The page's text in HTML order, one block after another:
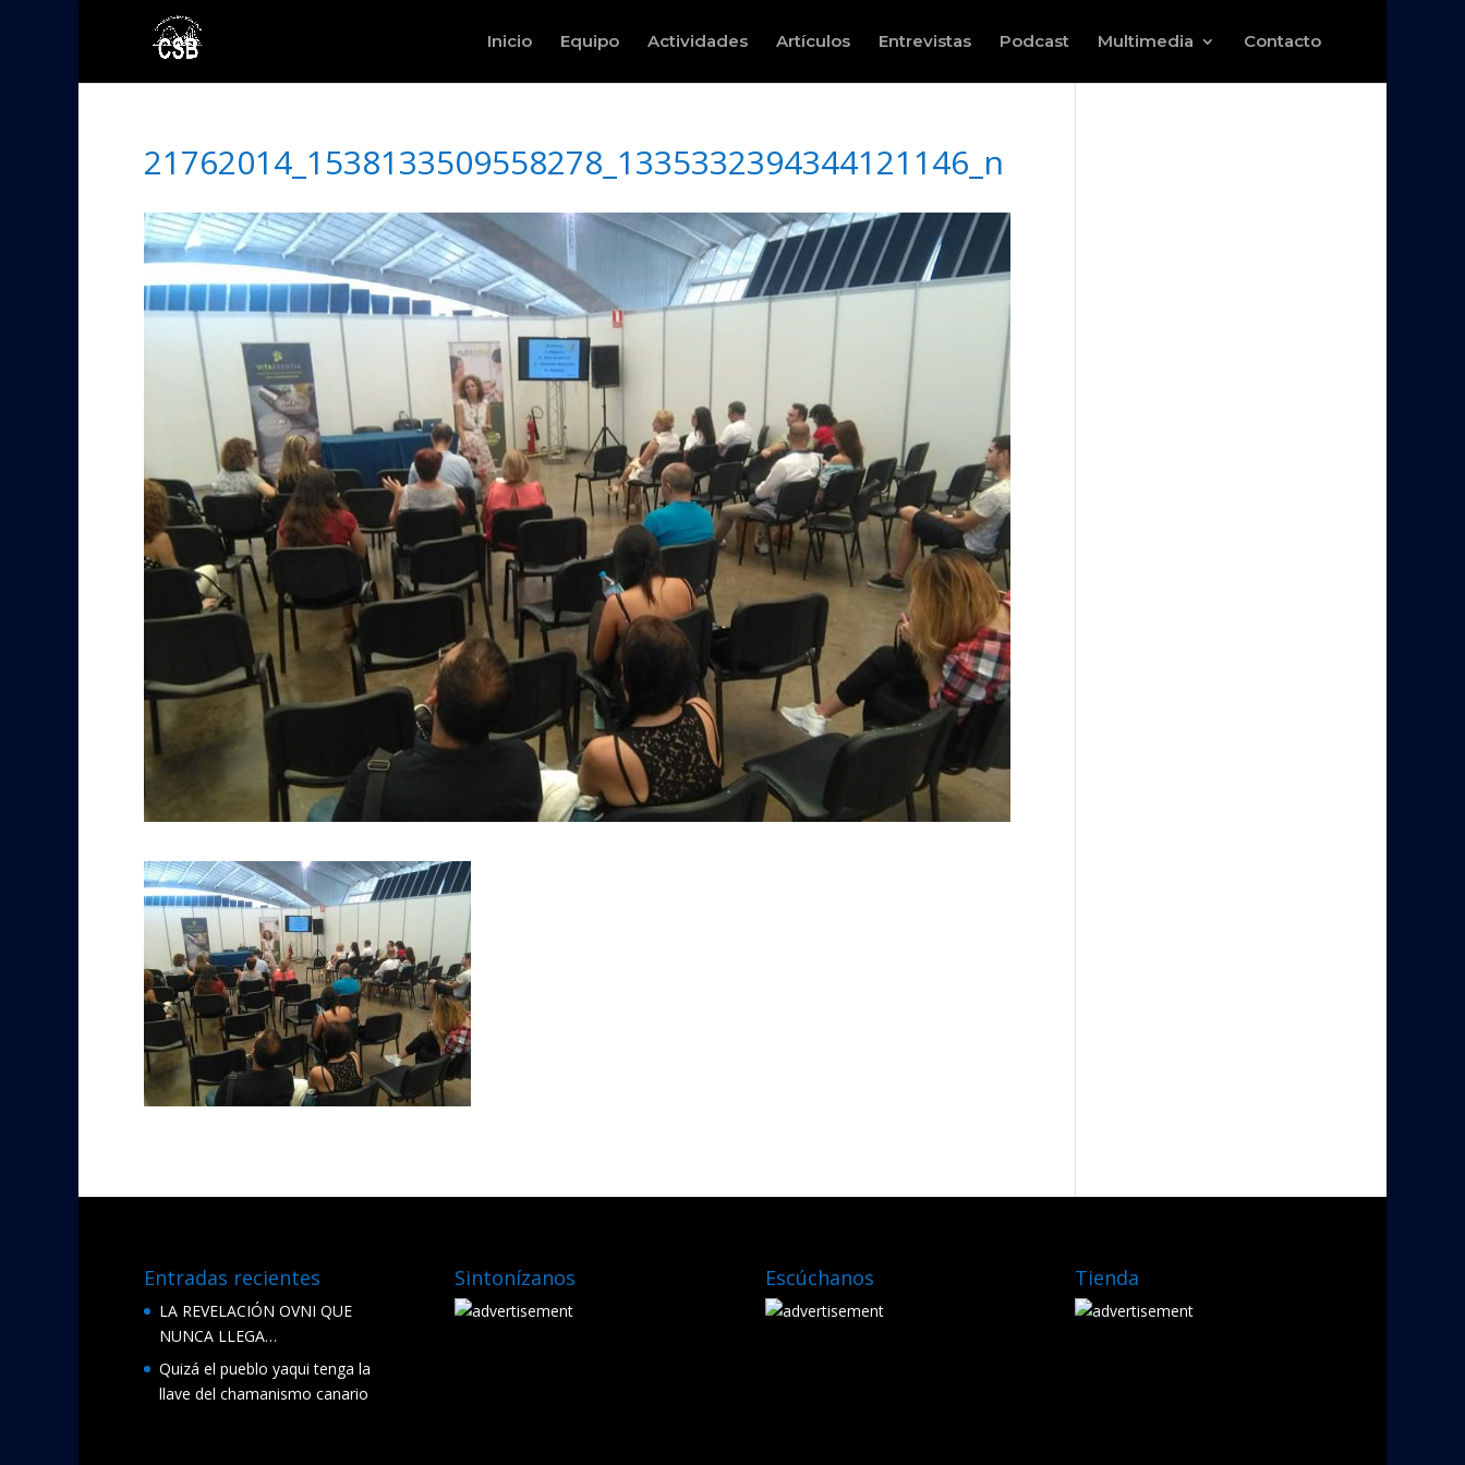
Inicio Equipo Actividades Artículos Entrevistas Podcast Multimedia Contacto
21762014_1538133509558278_1335332394344121146_n
Entradas recientes
LA REVELACIÓN OVNI QUE
NUNCA LLEGA…
Quizá el pueblo yaqui tenga la
llave del chamanismo canario
Sintonízanos Escúchanos Tienda